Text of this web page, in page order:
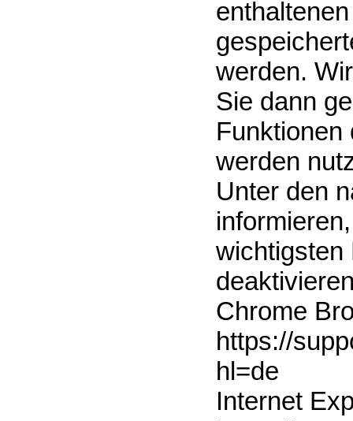
werden.
Sie dann
Funktionen
werden
Unter den
wichtigsten
Chrome
https://
hl=de
Internet